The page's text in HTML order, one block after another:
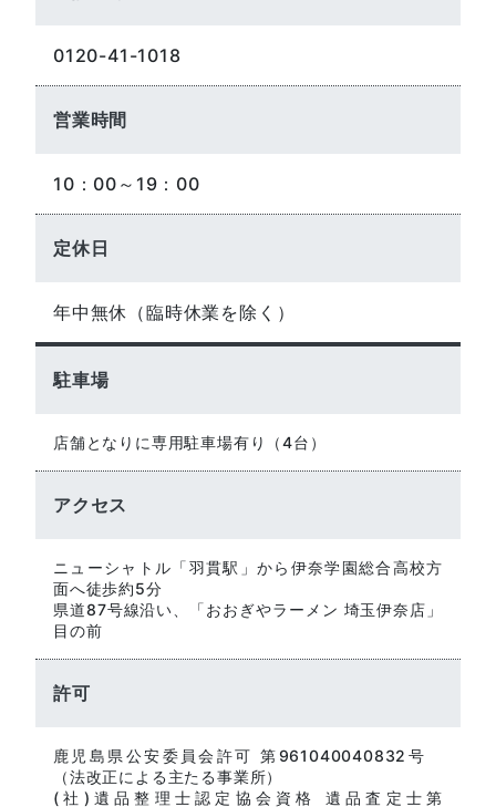
0120-41-1018
営業時間
10：00～19：00
定休日
年中無休（臨時休業を除く）
駐車場
店舗となりに専用駐車場有り（4台）
アクセス
ニューシャトル「羽貫駅」から伊奈学園総合高校方
面へ徒歩約5分
県道87号線沿い、「おおぎやラーメン 埼玉伊奈店」
目の前
許可
鹿児島県公安委員会許可 第961040040832号
（法改正による主たる事業所）
(社)遺品整理士認定協会資格 遺品査定士第